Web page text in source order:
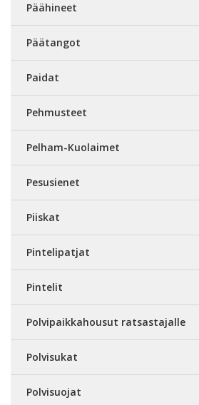
Päähineet
Päätangot
Paidat
Pehmusteet
Pelham-Kuolaimet
Pesusienet
Piiskat
Pintelipatjat
Pintelit
Polvipaikkahousut ratsastajalle
Polvisukat
Polvisuojat